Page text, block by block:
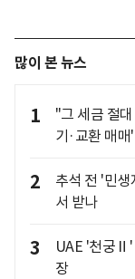
많이 본 뉴스
1
"그 세금 절
기·교환 매매
2
추석 전 '민
서 받나
3
UAE '천궁Ⅱ'
장